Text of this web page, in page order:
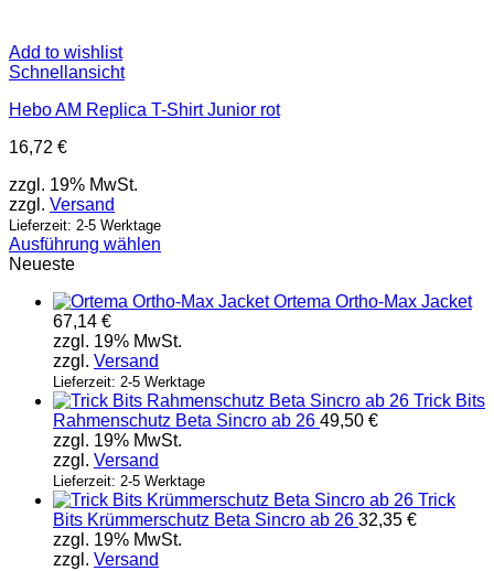
Add to wishlist
Schnellansicht
Hebo AM Replica T-Shirt Junior rot
16,72 €
zzgl. 19% MwSt.
zzgl. Versand
Lieferzeit: 2-5 Werktage
Ausführung wählen
Dieses
weist
mehrere
Varianten
Optionen
können
Produktseite
gewählt
werden
Neueste
Ortema Ortho-Max Jacket
67,14 €
zzgl. 19% MwSt.
zzgl. Versand
Lieferzeit: 2-5 Werktage
Trick Bits
Rahmenschutz Beta Sincro ab 26 49,50 €
zzgl. 19% MwSt.
zzgl. Versand
Lieferzeit: 2-5 Werktage
Trick
Bits Krümmerschutz Beta Sincro ab 26 32,35 €
zzgl. 19% MwSt.
zzgl. Versand